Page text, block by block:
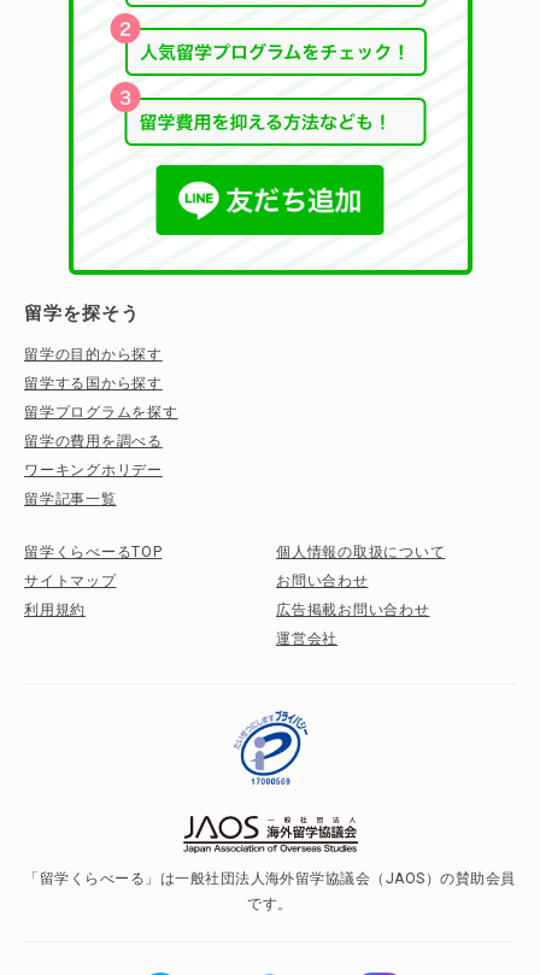
留学を探そう
留学の目的から探す
留学する国から探す
留学プログラムを探す
留学の費用を調べる
ワーキングホリデー
留学記事一覧
留学くらべーるTOP
サイトマップ
利用規約
個人情報の取扱について
お問い合わせ
広告掲載お問い合わせ
運営会社
「留学くらべーる」は一般社団法人海外留学協議会（JAOS）の賛助会員
です。